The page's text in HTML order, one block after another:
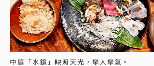
中庭「水鏡」映照天光，聚人聚氣。